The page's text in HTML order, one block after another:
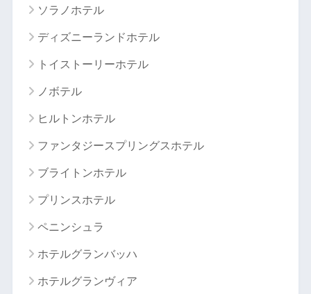
ソラノホテル
ディズニーランドホテル
トイストーリーホテル
ノボテル
ヒルトンホテル
ファンタジースプリングスホテル
ブライトンホテル
プリンスホテル
ペニンシュラ
ホテルグランバッハ
ホテルグランヴィア